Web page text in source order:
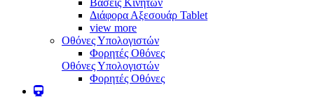
Βάσεις Κινητών
Διάφορα Αξεσουάρ Tablet
view more
Οθόνες Υπολογιστών
Φορητές Οθόνες
Οθόνες Υπολογιστών
Φορητές Οθόνες